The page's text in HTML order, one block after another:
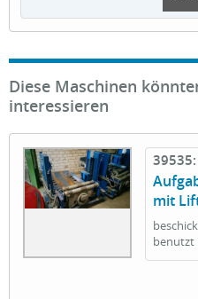
Diese Maschinen
interessieren
mit
benutzt